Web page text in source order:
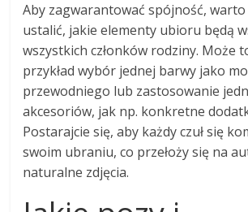
Aby zagwarantować spójność,
ustalić, jakie elementy ubioru będą
wszystkich członków rodziny. Może
przykład wybór jednej barwy jako
przewodniego lub zastosowanie
akcesoriów, jak np. konkretne
Postarajcie się, aby każdy czuł się
swoim ubraniu, co przełoży się na
naturalne zdjęcia.